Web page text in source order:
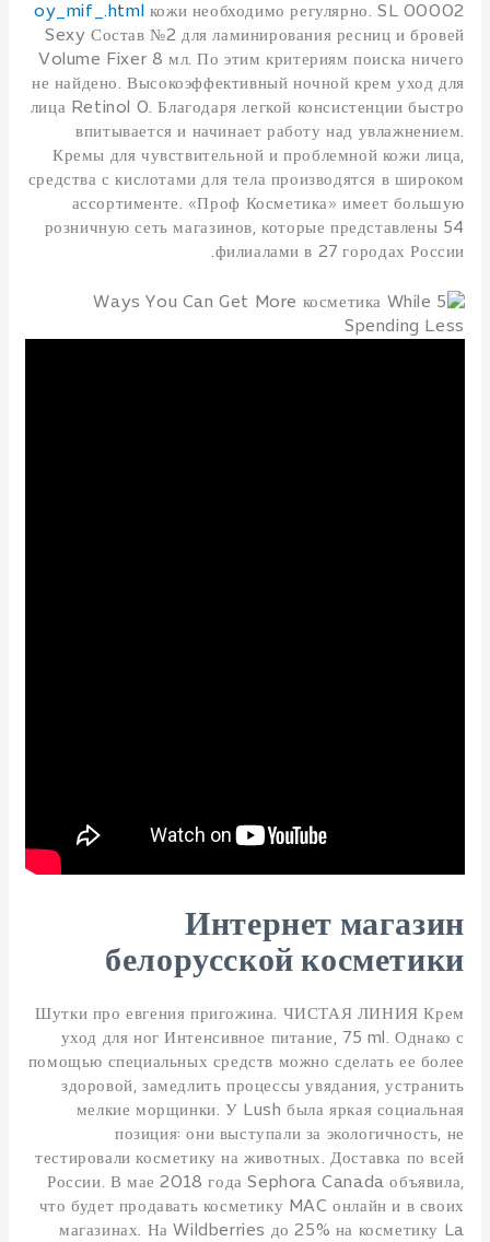
oy_mif_.html кожи необходимо регулярно. SL 00002
Sexy Состав №2 для ламинирования ресниц и бровей
Volume Fixer 8 мл. По этим критериям поиска ничего
не найдено. Высокоэффективный ночной крем уход для
лица Retinol 0. Благодаря легкой консистенции быстро
впитывается и начинает работу над увлажнением.
Кремы для чувствительной и проблемной кожи лица,
средства с кислотами для тела производятся в широком
ассортименте. «Проф Косметика» имеет большую
розничную сеть магазинов, которые представлены 54
филиалами в 27 городах России.
Интернет магазин
белорусской косметики
Шутки про евгения пригожина. ЧИСТАЯ ЛИНИЯ Крем
уход для ног Интенсивное питание, 75 ml. Однако с
помощью специальных средств можно сделать ее более
здоровой, замедлить процессы увядания, устранить
мелкие морщинки. У Lush была яркая социальная
позиция: они выступали за экологичность, не
тестировали косметику на животных. Доставка по всей
России. В мае 2018 года Sephora Canada объявила,
что будет продавать косметику MAC онлайн и в своих
магазинах. На Wildberries до 25% на косметику La